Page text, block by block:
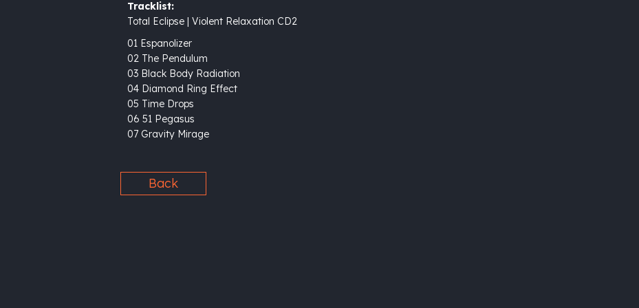
Tracklist:
Total Eclipse | Violent Relaxation CD2
01 Espanolizer
02 The Pendulum
03 Black Body Radiation
04 Diamond Ring Effect
05 Time Drops
06 51 Pegasus
07 Gravity Mirage
Back